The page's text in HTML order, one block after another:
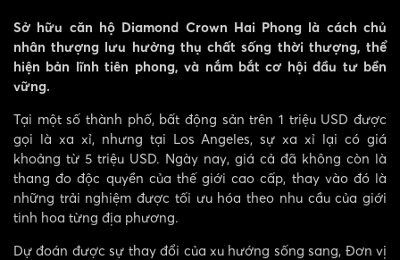
Sở hữu căn hộ Diamond Crown Hai Phong là cách chủ
nhân thượng lưu hưởng thụ chất sống thời thượng, thể
hiện bản lĩnh tiên phong, và nắm bắt cơ hội đầu tư bền
vững.
Tại một số thành phố, bất động sản trên 1 triệu USD được
gọi là xa xỉ, nhưng tại Los Angeles, sự xa xỉ lại có giá
khoảng từ 5 triệu USD. Ngày nay, giá cả đã không còn là
thang đo độc quyền của thế giới cao cấp, thay vào đó là
những trải nghiệm được tối ưu hóa theo nhu cầu của giới
tinh hoa từng địa phương.
Dự đoán được sự thay đổi của xu hướng sống sang, Đơn vị